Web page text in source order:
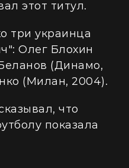
этот титул.
три украинца
Олег Блохин
(Динамо,
(Милан, 2004).
что
показала